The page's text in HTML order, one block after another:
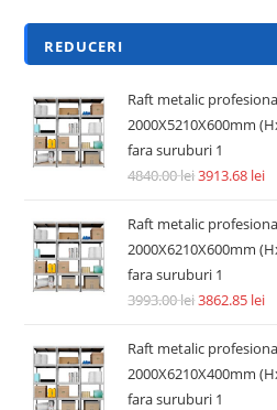
REDUCERI
Raft metalic
2000X5210X600mm
fara suruburi 1
4840.00lei3913.68 lei
Raft metalic
2000X6210X600mm
fara suruburi 1
3993.00lei3862.85 lei
Raft metalic
2000X6210X400mm
fara suruburi 1